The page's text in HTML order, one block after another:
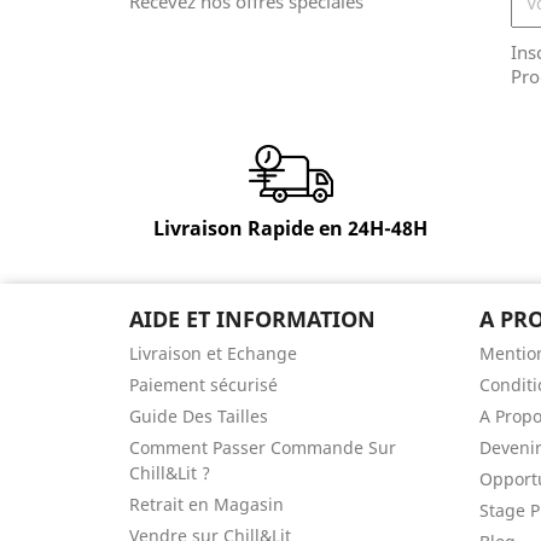
Livraison Rapide en 24H-48H
AIDE ET INFORMATION
Livraison et Echange
Paiement sécurisé
Guide Des Tailles
Comment Passer Commande Sur
Chill&Lit ?
Retrait en Magasin
Vendre sur Chill&Lit
A
A
Stage